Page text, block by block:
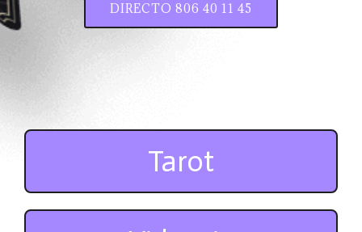
DIRECTO 806 40 11 45
Tarot